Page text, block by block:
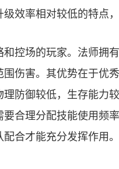
效率相对较低的特点
和控场的玩家。法师拥
伤害。其优势在于优
理防御较低，生存能力
合理分配技能使用频
合才能充分发挥作用。